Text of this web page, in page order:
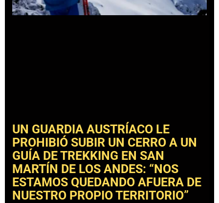
UN GUARDIA AUSTRÍACO LE
PROHIBIÓ SUBIR UN CERRO A UN
GUÍA DE TREKKING EN SAN
MARTÍN DE LOS ANDES: “NOS
ESTAMOS QUEDANDO AFUERA DE
NUESTRO PROPIO TERRITORIO”